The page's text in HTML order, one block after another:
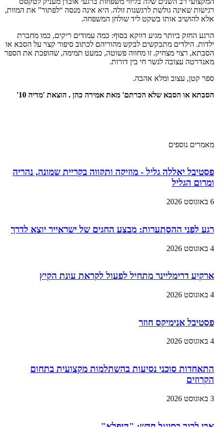
רגישות שאינה גולשת לרגשנות זולה. היא אינה מנסה “לפתור” את המוות,
אלא להושיב אותו בשקט ליד שולחן המשפחה.
הרגע החזק ביותר מגיע דווקא בסוף: כמה עמודים ריקים, כמו מחברת
ילדות. הילדים מתבקשים לבקש מהוריהם לכתוב סיפור קצר על הסבא או
הסבתא, רצוי מצחיק. זו מחווה פשוטה, כמעט תמימה, שהופכת את הספר
מאנדרטה עצובה לגשר חי בין דורות.
ספר קטן, עצוב ומלא אהבה.
הסבתא או הסבא שלא הכרתם' מאת אמירה כהן . הוצאת 'מדיה 10'
מאמרים נוספים
פסטיבל יאללה גליל - מוזיקה ותקווה בקריית שמונה, נהריה
ומרום הגליל
6 באוגוסט 2026
רגע לפני ההסתערות: מבצע החגים של ישראייר יוצא לדרך
4 באוגוסט 2026
ארקיע דרימליינר מתחיל לפעול לקראת עונת הקיץ
4 באוגוסט 2026
פסטיבל אנימיקס חוזר
4 באוגוסט 2026
התאחדות סוכני נסיעות בהשתלמות מקצועית בתחום
הקרוזים
3 באוגוסט 2026